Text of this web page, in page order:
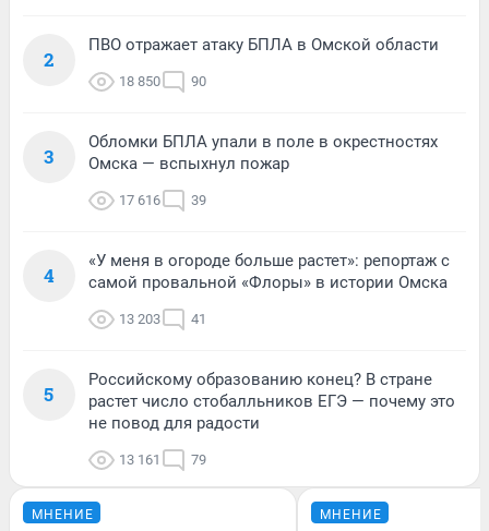
2
ПВО отражает атаку БПЛА в Омской области
18 850 90
3
Обломки БПЛА упали в поле в окрестностях
Омска — вспыхнул пожар
17 616 39
4
«У меня в огороде больше растет»: репортаж с
самой провальной «Флоры» в истории Омска
13 203 41
5
Российскому образованию конец? В стране
растет число стобалльников ЕГЭ — почему это
не повод для радости
13 161 79
МНЕНИЕ МНЕНИЕ